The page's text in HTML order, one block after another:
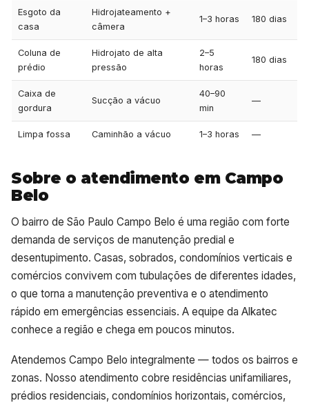
Esgoto da
casa
Hidrojateamento +
câmera
1–3 horas 180 dias
Coluna de
prédio
Hidrojato de alta
pressão
2–5
horas
180 dias
Caixa de
gordura
Sucção a vácuo
40–90
min
—
Limpa fossa Caminhão a vácuo 1–3 horas —
Sobre o atendimento em Campo
Belo
O bairro de São Paulo Campo Belo é uma região com forte
demanda de serviços de manutenção predial e
desentupimento. Casas, sobrados, condomínios verticais e
comércios convivem com tubulações de diferentes idades,
o que torna a manutenção preventiva e o atendimento
rápido em emergências essenciais. A equipe da Alkatec
conhece a região e chega em poucos minutos.
Atendemos Campo Belo integralmente — todos os bairros e
zonas. Nosso atendimento cobre residências unifamiliares,
prédios residenciais, condomínios horizontais, comércios,